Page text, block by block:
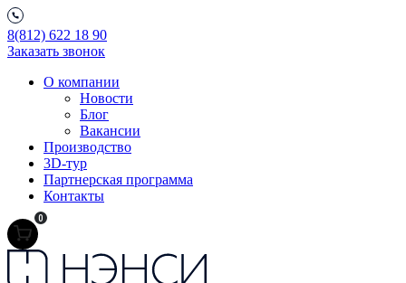
8(812) 622 18 90
Заказать звонок
О компании
Новости
Блог
Вакансии
Производство
3D-тур
Партнерская программа
Контакты
0